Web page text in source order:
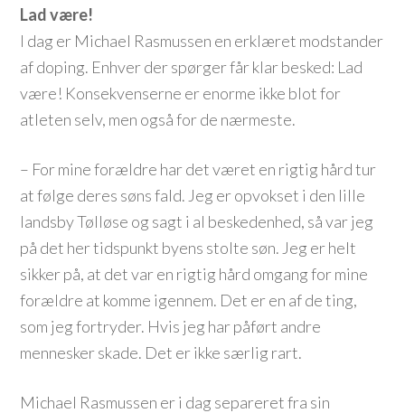
Lad være!
I dag er Michael Rasmussen en erklæret modstander
af doping. Enhver der spørger får klar besked: Lad
være! Konsekvenserne er enorme ikke blot for
atleten selv, men også for de nærmeste.
– For mine forældre har det været en rigtig hård tur
at følge deres søns fald. Jeg er opvokset i den lille
landsby Tølløse og sagt i al beskedenhed, så var jeg
på det her tidspunkt byens stolte søn. Jeg er helt
sikker på, at det var en rigtig hård omgang for mine
forældre at komme igennem. Det er en af de ting,
som jeg fortryder. Hvis jeg har påført andre
mennesker skade. Det er ikke særlig rart.
Michael Rasmussen er i dag separeret fra sin